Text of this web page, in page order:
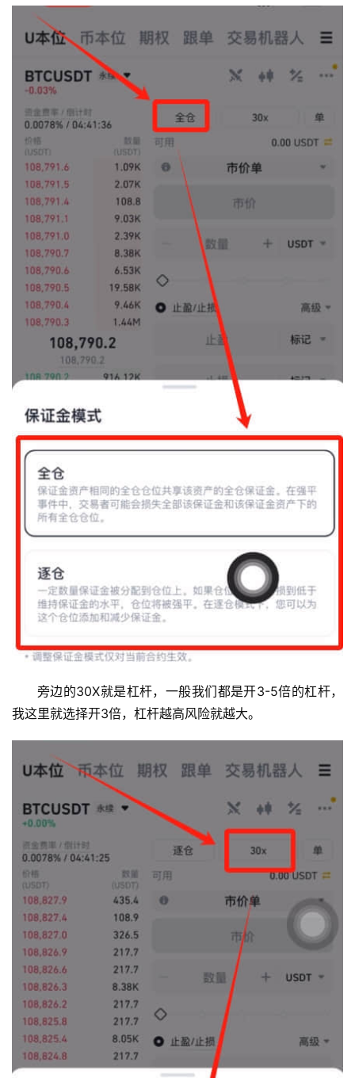
旁边的30X就是杠杆，一般我们都是开3-5倍的杠杆，
我这里就选择开3倍，杠杆越高风险就越大。